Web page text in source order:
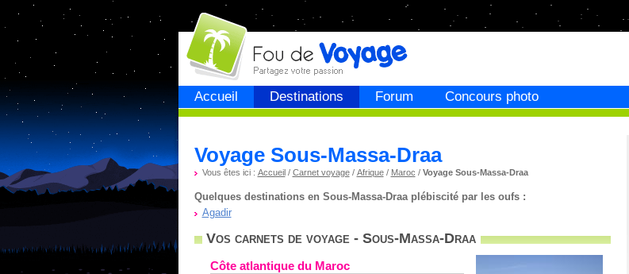
Accueil Destinations Forum Concours photo
Fou devoyage
Voyage Sous-Massa-Draa
Vous êtes ici : Accueil/ Carnet voyage/ Afrique/ Maroc / Voyage Sous-Massa-Draa
Quelques destinations en Sous-Massa-Draa plébiscité par les oufs :
Agadir
Vos carnets de voyage - Sous-Massa-Draa
Côte atlantique du Maroc